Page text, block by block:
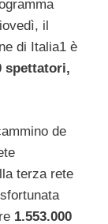
il
di Italia1 è
spettatori,
de
terza rete
1.553.000